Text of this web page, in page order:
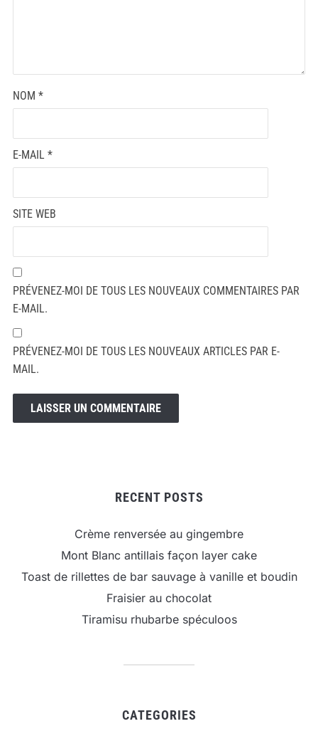
NOM *
E-MAIL *
SITE WEB
PRÉVENEZ-MOI DE TOUS LES NOUVEAUX COMMENTAIRES PAR
E-MAIL.
PRÉVENEZ-MOI DE TOUS LES NOUVEAUX ARTICLES PAR E-
MAIL.
RECENT POSTS
Crème renversée au gingembre
Mont Blanc antillais façon layer cake
Toast de rillettes de bar sauvage à vanille et boudin
Fraisier au chocolat
Tiramisu rhubarbe spéculoos
CATEGORIES